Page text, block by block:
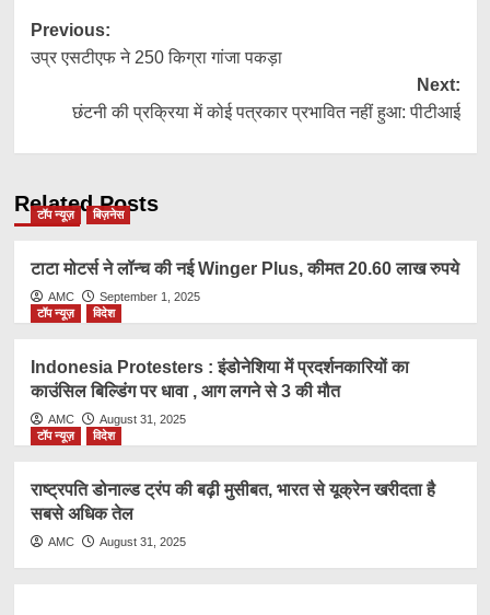
Post
navigation
Previous:
उप्र एसटीएफ ने 250 किग्रा गांजा पकड़ा
Next:
छंटनी की प्रक्रिया में कोई पत्रकार प्रभावित नहीं हुआ: पीटीआई
Related Posts
टॉप न्यूज़ बिज़नेस
टाटा मोटर्स ने लॉन्च की नई Winger Plus, कीमत 20.60 लाख रुपये
AMC
September 1, 2025
टॉप न्यूज़
विदेश
Indonesia Protesters : इंडोनेशिया में प्रदर्शनकारियों का
काउंसिल बिल्डिंग पर धावा , आग लगने से 3 की मौत
AMC
August 31, 2025
टॉप न्यूज़
विदेश
राष्ट्रप​ति डोनाल्ड ट्रंप की बढ़ी मुसीबत, भारत से यूक्रेन खरीदता है
सबसे अधिक तेल
AMC August 31, 2025